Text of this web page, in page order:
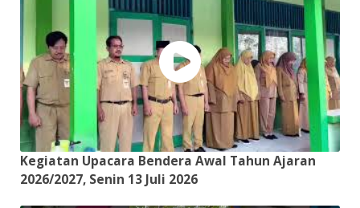
Kegiatan Upacara Bendera Awal Tahun Ajaran
2026/2027, Senin 13 Juli 2026